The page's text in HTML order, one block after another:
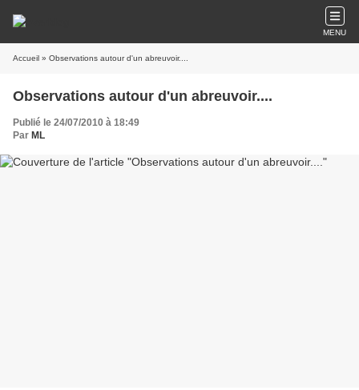
MENU
Accueil » Observations autour d'un abreuvoir....
Observations autour d'un abreuvoir....
Publié le 24/07/2010 à 18:49
Par ML